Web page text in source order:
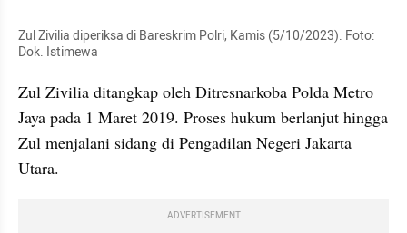
Zul Zivilia diperiksa di Bareskrim Polri, Kamis (5/10/2023). Foto:
Dok. Istimewa
Zul Zivilia ditangkap oleh Ditresnarkoba Polda Metro
Jaya pada 1 Maret 2019. Proses hukum berlanjut hingga
Zul menjalani sidang di Pengadilan Negeri Jakarta
Utara.
ADVERTISEMENT